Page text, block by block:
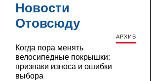
Новости
Отовсюду
АРХИВ
Когда пора менять
велосипедные покрышки:
признаки износа и ошибки
выбора